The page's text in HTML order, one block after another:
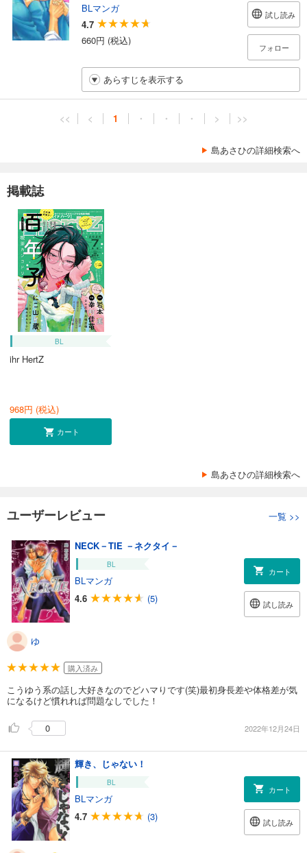
BLマンガ
4.7
660円 (税込)
試し読み
フォロー
あらすじを表示する
<< < 1 ・ ・ ・ > >>
島あさひの詳細検索へ
掲載誌
BL
ihr HertZ
968円 (税込)
カート
島あさひの詳細検索へ
ユーザーレビュー 一覧 >>
NECK－TIE －ネクタイ－
BL
BLマンガ
4.6
(5)
カート
試し読み
ゆ
購入済み
こうゆう系の話し大好きなのでどハマりです(笑)最初身長差や体格差が気
になるけど慣れれば問題なしでした！
0 2022年12月24日
輝き、じゃない！
BL
BLマンガ
4.7
(3)
カート
試し読み